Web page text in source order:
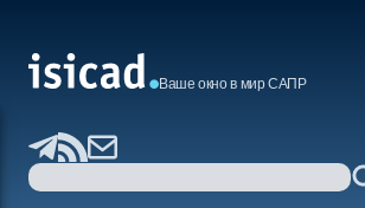
Ваше окно в мир САПР